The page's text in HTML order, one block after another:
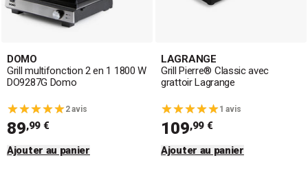
DOMO
Grill multifonction 2 en 1 1800 W
DO9287G Domo
2 avis
89,99 €
Ajouter au panier
LAGRANGE
Grill Pierre® Classic avec
grattoir Lagrange
1 avis
109,99 €
Ajouter au panier